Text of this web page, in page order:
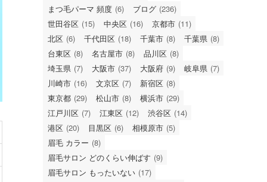
まつ毛パーマ 頻度 (6) ブログ (236)
世田谷区 (15) 中央区 (16) 京都市 (11)
北区 (6) 千代田区 (18) 千葉市 (8) 千葉県 (8)
台東区 (8) 名古屋市 (8) 品川区 (8)
埼玉県 (7) 大阪市 (37) 大阪府 (9) 岐阜県 (7)
川崎市 (16) 文京区 (7) 新宿区 (8)
東京都 (29) 松山市 (8) 横浜市 (29)
江戸川区 (7) 江東区 (12) 渋谷区 (14)
港区 (20) 目黒区 (6) 相模原市 (5)
眉毛 カラー (8)
眉毛サロン どのくらい伸ばす (9)
眉毛サロン もったいない (17)